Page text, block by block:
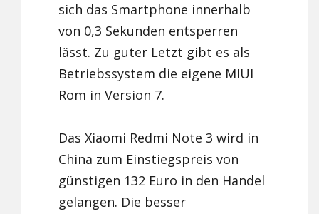
sich das Smartphone innerhalb
von 0,3 Sekunden entsperren
lässt. Zu guter Letzt gibt es als
Betriebssystem die eigene MIUI
Rom in Version 7.
Das Xiaomi Redmi Note 3 wird in
China zum Einstiegspreis von
günstigen 132 Euro in den Handel
gelangen. Die besser